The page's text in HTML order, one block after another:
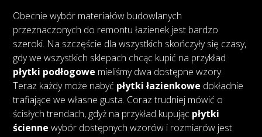
Obecnie wybór materiałów budowlanych
przeznaczonych do remontu łazienek jest bardzo
szeroki. Na szczęście dla wszystkich skończyły się czasy,
gdy we wszystkich sklepach chcąc kupić na przykład
płytki podłogowe mieliśmy dwa dostępne wzory.
Teraz każdy może nabyć płytki łazienkowe dokładnie
trafiające we własne gusta. Coraz trudniej mówić o
ścisłych trendach, gdyż na przykład kupując płytki
ścienne wybór dostępnych wzorów i rozmiarów jest